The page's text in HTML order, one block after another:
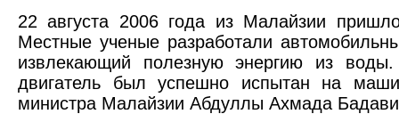
22 августа 2006 года из Малайзии
Местные ученые разработали
извлекающий полезную энергию из
двигатель был успешно испытан на
министра Малайзии Абдуллы Ахмада